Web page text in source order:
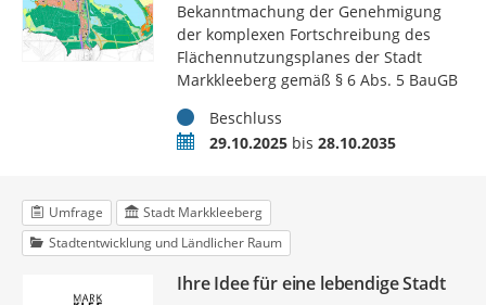
Bekanntmachung der Genehmigung
der komplexen Fortschreibung des
Flächennutzungsplanes der Stadt
Markkleeberg gemäß § 6 Abs. 5 BauGB
StatusBeschluss
Zeitraum29.10.2025bis 28.10.2035
Umfrage
Stadt Markkleeberg
Stadtentwicklung und Ländlicher Raum
Ihre Idee für eine lebendige Stadt